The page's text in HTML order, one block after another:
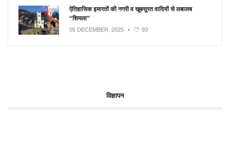
ऐतिहासिक इमारतों की नगरी व खूबसूरत वादियों से लबालब
“शिमला”
05 DECEMBER, 2025 • 93
विज्ञापन